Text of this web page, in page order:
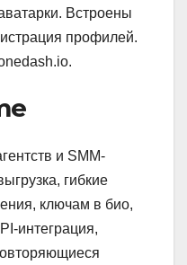
Встроены
профилей.
и SMM-
гибкие
ключам в био,
интеграция,